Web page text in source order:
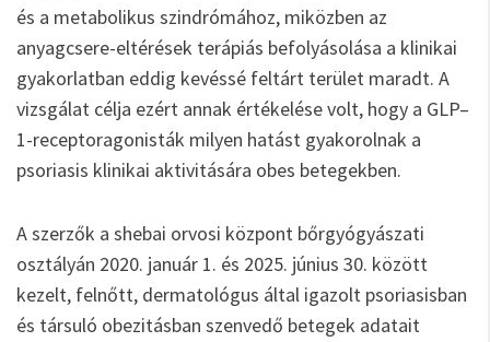
és a metabolikus szindrómához, miközben az
anyagcsere-eltérések terápiás befolyásolása a klinikai
gyakorlatban eddig kevéssé feltárt terület maradt. A
vizsgálat célja ezért annak értékelése volt, hogy a GLP–
1-receptoragonisták milyen hatást gyakorolnak a
psoriasis klinikai aktivitására obes betegekben.
A szerzők a shebai orvosi központ bőrgyógyászati
osztályán 2020. január 1. és 2025. június 30. között
kezelt, felnőtt, dermatológus által igazolt psoriasisban
és társuló obezitásban szenvedő betegek adatait